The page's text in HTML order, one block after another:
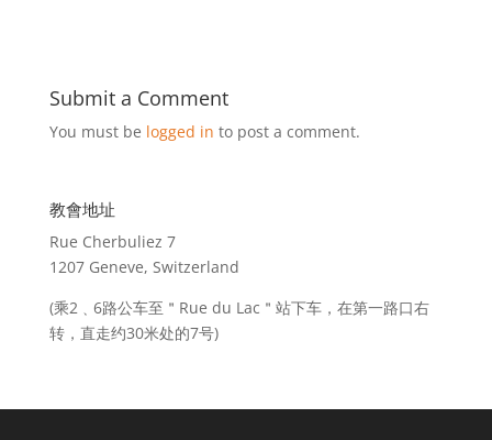
Submit a Comment
You must be logged in to post a comment.
教會地址
Rue Cherbuliez 7
1207 Geneve, Switzerland
(乘2﹑6路公车至＂Rue du Lac＂站下车，在第一路口右
转，直走约30米处的7号)